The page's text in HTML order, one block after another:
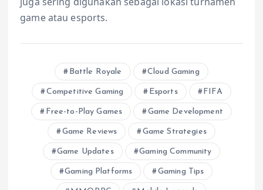
game atau esports.
Battle Royale Cloud Gaming
Competitive Gaming Esports FIFA
Free-to-Play Games Game Development
Game Reviews Game Strategies
Game Updates Gaming Community
Gaming Platforms Gaming Tips